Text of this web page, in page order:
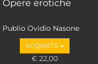
Opere erotiche
Publio Ovidio Nasone
ACQUISTA
€ 22,00